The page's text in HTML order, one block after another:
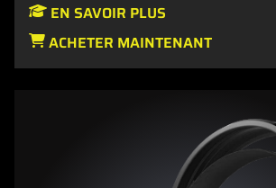
EN SAVOIR PLUS
ACHETER MAINTENANT